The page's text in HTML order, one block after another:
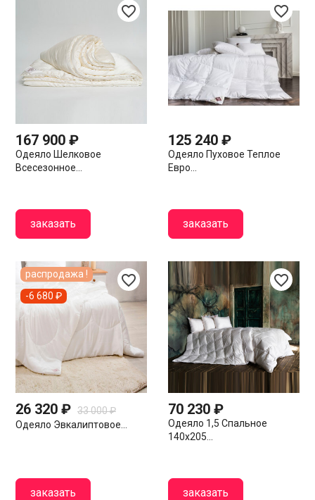
favorite_border
167 900 ₽
Одеяло Шелковое
Всесезонное...
заказать
favorite_border
125 240 ₽
Одеяло Пуховое Теплое
Евро...
заказать
favorite_border
26 320 ₽ 33 000 ₽
Одеяло Эвкалиптовое...
заказать
распродажа !
-6 680 ₽
favorite_border
70 230 ₽
Одеяло 1,5 Спальное
140х205...
заказать